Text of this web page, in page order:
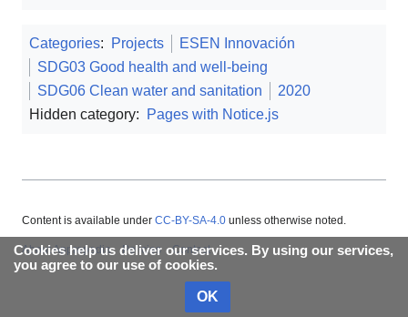
Categories: Projects
ESEN Innovación
SDG03 Good health and well-being
SDG06 Clean water and sanitation
2020
Hidden category:
Pages with Notice.js
Cookies help us deliver our services. By using our services,
you agree to our use of cookies.
OK
Content is available under CC-BY-SA-4.0 unless otherwise noted.
About Appropedia Policies Contact